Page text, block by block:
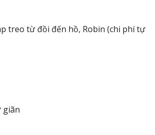
treo từ đồi đến hồ, Robin (chi phí tự
giãn